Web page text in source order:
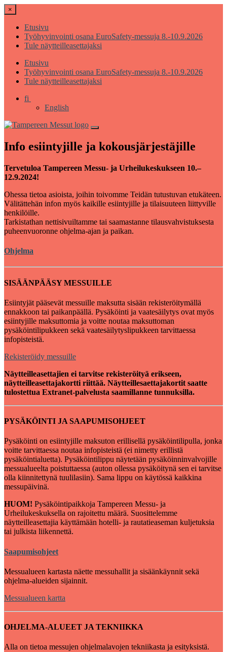
×
Etusivu
Työhyvinvointi osana EuroSafety-messuja 8.-10.9.2026
Tule näytteilleasettajaksi
Etusivu
Työhyvinvointi osana EuroSafety-messuja 8.-10.9.2026
Tule näytteilleasettajaksi
fi
English
Info esiintyjille ja kokousjärjestäjille
Tervetuloa Tampereen Messu- ja Urheilukeskukseen 10.–
12.9.2024!
Ohessa tietoa asioista, joihin toivomme Teidän tutustuvan etukäteen.
Välitättehän infon myös kaikille esiintyjille ja tilaisuuteen liittyville
henkilöille.
Tarkistathan nettisivuiltamme tai saamastanne tilausvahvistuksesta
puheenvuoronne ohjelma-ajan ja paikan.
Ohjelma
SISÄÄNPÄÄSY MESSUILLE
Esiintyjät pääsevät messuille maksutta sisään rekisteröitymällä
ennakkoon tai paikanpäällä. Pysäköinti ja vaatesäilytys ovat myös
esiintyjille maksuttomia ja voitte noutaa maksuttoman
pysäköintilipukkeen sekä vaatesäilytyslipukkeen tarvittaessa
infopisteistä.
Rekisteröidy messuille
Näytteilleasettajien ei tarvitse rekisteröityä erikseen,
näytteilleasettajakortti riittää. Näytteillesaettajakortit saatte
tulostettua Extranet-palvelusta saamillanne tunnuksilla.
PYSÄKÖINTI JA SAAPUMISOHJEET
Pysäköinti on esiintyjille maksuton erillisellä pysäköintilipulla, jonka
voitte tarvittaessa noutaa infopisteistä (ei nimetty erillistä
pysäköintialuetta). Pysäköintilippu näytetään pysäköinninvalvojille
messualueelta poistuttaessa (auton ollessa pysäköitynä sen ei tarvitse
olla kiinnitettynä tuulilasiin). Sama lippu on käytössä kaikkina
messupäivinä.
HUOM! Pysäköintipaikkoja Tampereen Messu- ja
Urheilukeskuksella on rajoitettu määrä. Suosittelemme
näytteilleasettajia käyttämään hotelli- ja rautatieaseman kuljetuksia
tai julkista liikennettä.
Saapumisohjeet
Messualueen kartasta näette messuhallit ja sisäänkäynnit sekä
ohjelma-alueiden sijainnit.
Messualueen kartta
OHJELMA-ALUEET JA TEKNIIKKA
Alla on tietoa messujen ohjelmalavojen tekniikasta ja esityksistä.